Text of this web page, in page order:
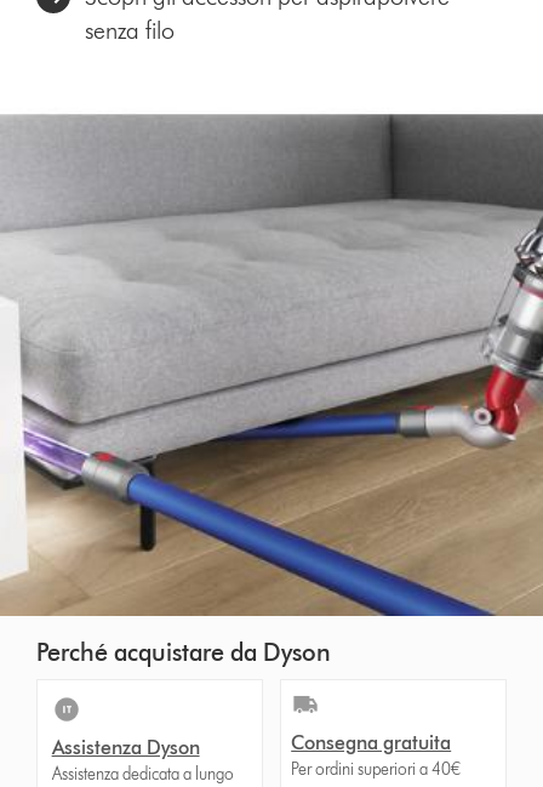
senza filo
Perché acquistare da Dyson
Assistenza Dyson
Assistenza dedicata a lungo
Consegna gratuita
Per ordini superiori a 40€